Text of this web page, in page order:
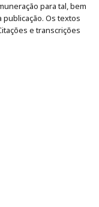
para tal, bem
publicação. Os textos
e transcrições